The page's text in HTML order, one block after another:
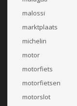
malossi
marktplaats
michelin
motor
motorfiets
motorfietsen
motorslot